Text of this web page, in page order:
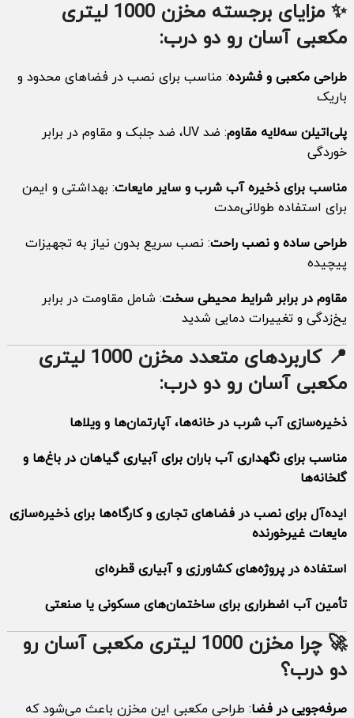
✨ مزایای برجسته مخزن 1000 لیتری
مکعبی آسان رو دو درب:
طراحی مکعبی و فشرده: مناسب برای نصب در فضاهای محدود و
باریک
پلی‌اتیلن سه‌لایه مقاوم
: ضد UV، ضد جلبک و مقاوم در برابر
خوردگی
مناسب برای ذخیره آب شرب و سایر مایعات: بهداشتی و ایمن
برای استفاده طولانی‌مدت
طراحی ساده و نصب راحت: نصب سریع بدون نیاز به تجهیزات
پیچیده
مقاوم در برابر شرایط محیطی سخت: شامل مقاومت در برابر
یخ‌زدگی و تغییرات دمایی شدید
📍 کاربردهای متعدد مخزن 1000 لیتری
مکعبی آسان رو دو درب:
ذخیره‌سازی آب شرب در خانه‌ها، آپارتمان‌ها و ویلاها
مناسب برای نگهداری آب باران برای آبیاری گیاهان در باغ‌ها و
گلخانه‌ها
ایده‌آل برای نصب در فضاهای تجاری و کارگاه‌ها برای ذخیره‌سازی
مایعات غیرخورنده
استفاده در پروژه‌های کشاورزی و آبیاری قطره‌ای
تأمین آب اضطراری برای ساختمان‌های مسکونی یا صنعتی
🚀 چرا مخزن 1000 لیتری مکعبی آسان رو
دو درب؟
صرفه‌جویی در فضا: طراحی مکعبی این مخزن باعث می‌شود که